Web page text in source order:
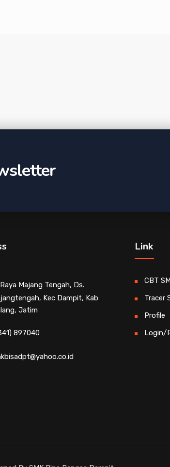
Majang Tengah, Ds.
Kec Dampit, Kab
Jatim
897040
Link
CBT
Tracer
Profile
Login/